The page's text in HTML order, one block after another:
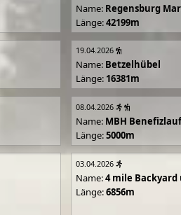
Name: Regensburg
Länge:42199m
19.04.2026
Name: Betzelhübel
Länge: 16381m
08.04.2026
Name: MBH
Länge:5000m
03.04.2026
Name:4 mile
Länge:6856m